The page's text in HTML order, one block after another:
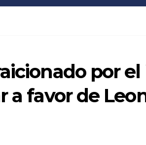
por
a favor de